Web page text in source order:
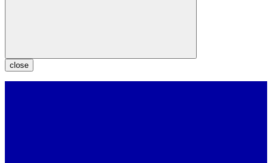
close